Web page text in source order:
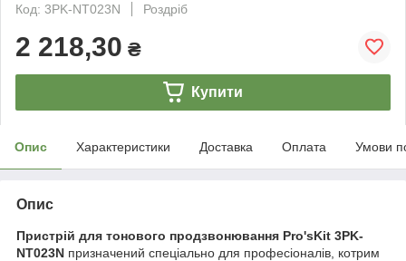
Код: 3PK-NT023N
Роздріб
2 218,30 ₴
Купити
Опис Характеристики Доставка Оплата Умови
Опис
Пристрій для тонового продзвонювання Pro'sKit 3PK-
NT023N призначений спеціально для професіоналів, котрим